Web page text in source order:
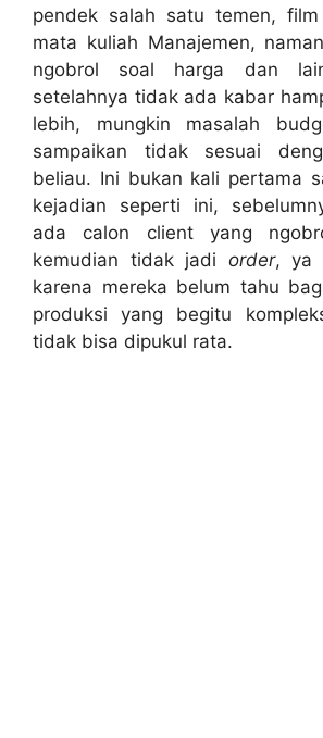
pendek salah satu temen,
mata kuliah Manajemen,
ngobrol soal harga dan
setelahnya tidak ada kabar
lebih, mungkin masalah
sampaikan tidak sesuai
beliau. Ini bukan kali pertama
kejadian seperti ini,
ada calon client yang
kemudian tidak jadi order, ya
karena mereka belum tahu
produksi yang begitu
tidak bisa dipukul rata.